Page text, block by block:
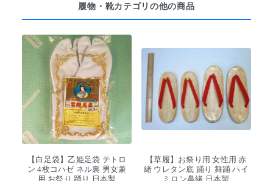
履物・靴カテゴリの他の商品
【白足袋】乙姫足袋 テトロ
ン 4枚コハゼ ネル裏 男女兼
用 お祭り 踊り 日本製
【草履】お祭り用 女性用 赤
緒 ウレタン底 踊り 舞踊 ハイ
ミロン鼻緒 日本製